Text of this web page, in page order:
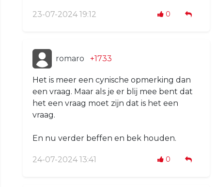
23-07-2024 19:12 0
romaro +1733
Het is meer een cynische opmerking dan
een vraag. Maar als je er blij mee bent dat
het een vraag moet zijn dat is het een
vraag.
En nu verder beffen en bek houden.
24-07-2024 13:41 0